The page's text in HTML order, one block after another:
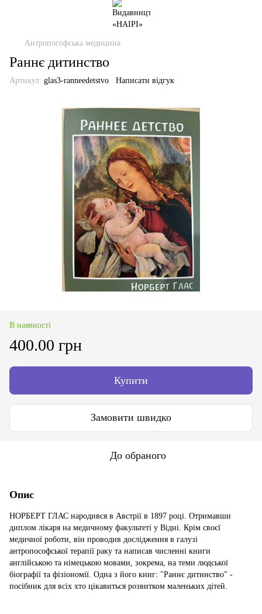
Антропософська медицина
Раннє дитинство
Артикул: glas3-ranneedetstvo Написати відгук
В наявності
400.00 грн
Купити
Замовити швидко
До обраного
Опис
НОРБЕРТ ГЛАС народився в Австрії в 1897 році. Отримавши
диплом лікаря на медичному факультеті у Відні. Крім своєї
медичної роботи, він проводив дослідження в галузі
антропософської терапії раку та написав численні книги
англійською та німецькою мовами, зокрема, на теми людської
біографії та фізіономії. Одна з його книг: "Раннє дитинство" -
посібник для всіх хто цікавиться розвитком маленьких дітей.